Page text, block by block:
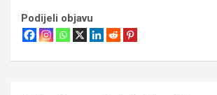
Podijeli objavu